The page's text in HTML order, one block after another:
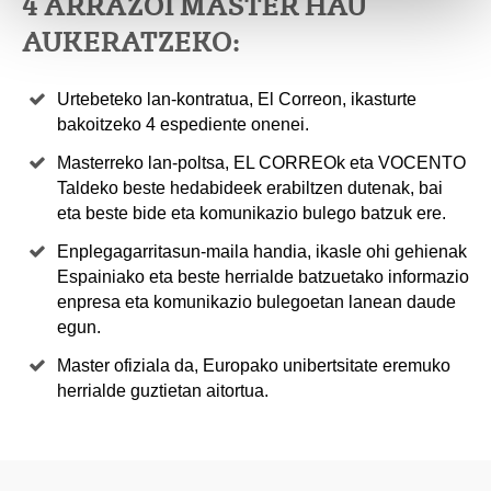
AUKERATZEKO:
Urtebeteko lan-kontratua, El Correon, ikasturte
bakoitzeko 4 espediente onenei.
Masterreko lan-poltsa, EL CORREOk eta VOCENTO
Taldeko beste hedabideek erabiltzen dutenak, bai
eta beste bide eta komunikazio bulego batzuk ere.
Enplegagarritasun-maila handia, ikasle ohi gehienak
Espainiako eta beste herrialde batzuetako informazio
enpresa eta komunikazio bulegoetan lanean daude
egun.
Master ofiziala da, Europako unibertsitate eremuko
herrialde guztietan aitortua.